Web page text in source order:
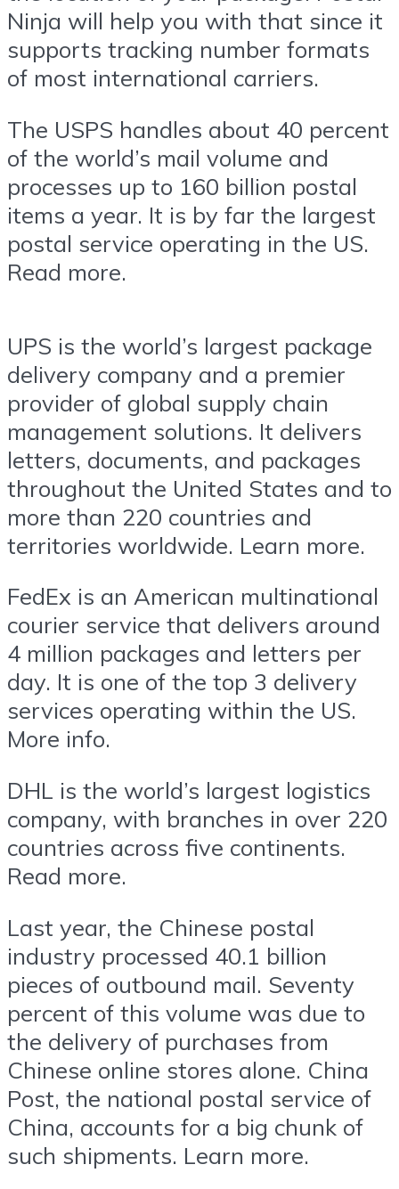
Ninja will help you with that since it
supports tracking number formats
of most international carriers.
The USPS handles about 40 percent
of the world’s mail volume and
processes up to 160 billion postal
items a year. It is by far the largest
postal service operating in the US.
Read more.
UPS is the world’s largest package
delivery company and a premier
provider of global supply chain
management solutions. It delivers
letters, documents, and packages
throughout the United States and to
more than 220 countries and
territories worldwide. Learn more.
FedEx is an American multinational
courier service that delivers around
4 million packages and letters per
day. It is one of the top 3 delivery
services operating within the US.
More info.
DHL is the world’s largest logistics
company, with branches in over 220
countries across five continents.
Read more.
Last year, the Chinese postal
industry processed 40.1 billion
pieces of outbound mail. Seventy
percent of this volume was due to
the delivery of purchases from
Chinese online stores alone. China
Post, the national postal service of
China, accounts for a big chunk of
such shipments. Learn more.